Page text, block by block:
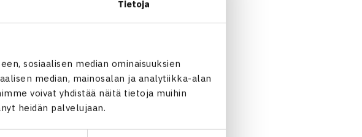
Tietoja
sosiaalisen median ominaisuuksien
median, mainosalan ja analytiikka-alan
voivat yhdistää näitä tietoja muihin
heidän palvelujaan.